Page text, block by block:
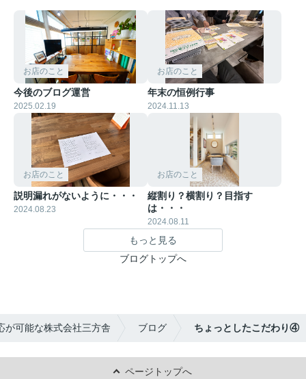
お店のこと
今後のブログ運営
2025.02.19
お店のこと
年末の恒例行事
2024.11.13
お店のこと
説明漏れがないように・・・
2024.08.23
お店のこと
縦割り？横割り？目指す
は・・・
2024.08.11
もっと見る
ブログトップへ
が可能な株式会社三方舎 ブログ ちょっとしたこだわり④
ページトップへ